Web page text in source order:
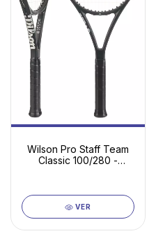
Wilson Pro Staff Team
Classic 100/280 -
facilidad de juego
VER